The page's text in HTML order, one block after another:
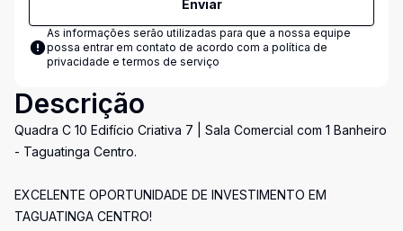
Enviar
As informações serão utilizadas para que a nossa equipe
possa entrar em contato de acordo com a política de
privacidade e termos de serviço
Descrição
Quadra C 10 Edifício Criativa 7 | Sala Comercial com 1 Banheiro
- Taguatinga Centro.
EXCELENTE OPORTUNIDADE DE INVESTIMENTO EM
TAGUATINGA CENTRO!